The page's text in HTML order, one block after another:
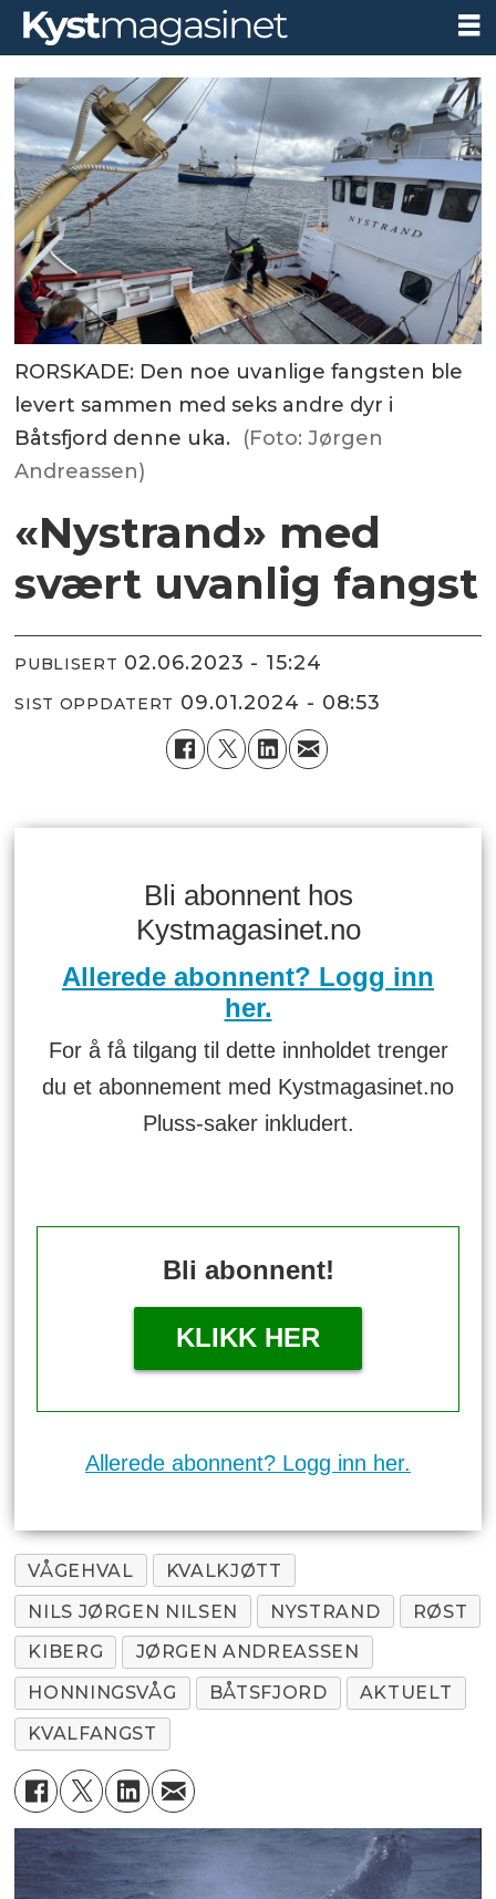
RORSKADE: Den noe uvanlige fangsten ble
levert sammen med seks andre dyr i
Båtsfjord denne uka. (Foto: Jørgen
Andreassen)
«Nystrand» med
svært uvanlig fangst
PUBLISERT 02.06.2023 - 15:24
SIST OPPDATERT 09.01.2024 - 08:53
Bli abonnent hos
Kystmagasinet.no
Allerede abonnent? Logg inn
her.
For å få tilgang til dette innholdet trenger
du et abonnement med Kystmagasinet.no
Pluss-saker inkludert.
Bli abonnent!
KLIKK HER
Allerede abonnent? Logg inn her.
VÅGEHVAL
KVALKJØTT
NILS JØRGEN NILSEN
NYSTRAND
RØST
KIBERG
JØRGEN ANDREASSEN
HONNINGSVÅG
BÅTSFJORD
AKTUELT
KVALFANGST